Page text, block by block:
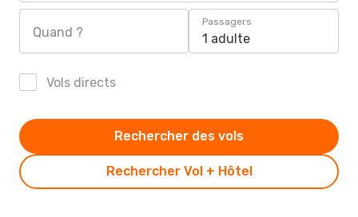
Quand ?
Passagers
1 adulte
Vols directs
Rechercher Vol + Hôtel
Rechercher des vols